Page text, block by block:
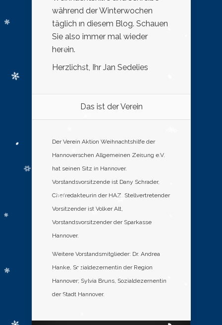
während der Winterwochen
täglich in diesem Blog. Schauen
Sie also immer mal wieder
herein.
Herzlichst, Ihr Jan Sedelies
Das ist der Verein
Der Verein Aktion Weihnachtshilfe der
Hannoverschen Allgemeinen Zeitung e.V.
hat seinen Sitz in Hannover.
Vorstandsvorsitzende ist Dany Schrader,
Chefredakteurin der HAZ. Stellvertretender
Vorsitzender ist Volker Alt,
Vorstandsvorsitzender der Sparkasse
Hannover.
Weitere Vorstandsmitglieder: Dr. Andrea
Hanke, Sozialdezernentin der Region
Hannover; Sylvia Bruns, Sozialdezernentin
der Stadt Hannover.